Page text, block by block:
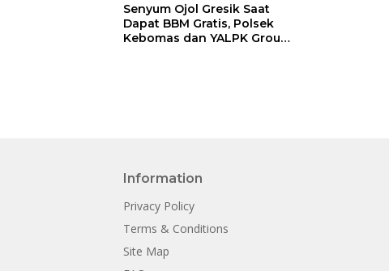
Senyum Ojol Gresik Saat
Dapat BBM Gratis, Polsek
Kebomas dan YALPK Group
Information
Privacy Policy
Terms & Conditions
Site Map